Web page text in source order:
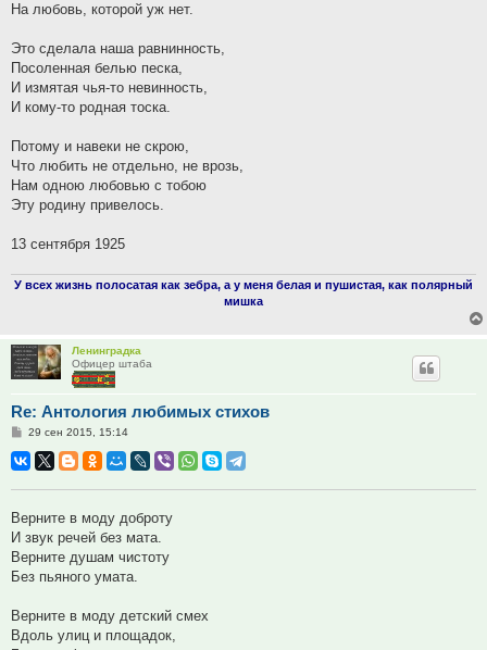
На любовь, которой уж нет.
Это сделала наша равнинность,
Посоленная белью песка,
И измятая чья-то невинность,
И кому-то родная тоска.
Потому и навеки не скрою,
Что любить не отдельно, не врозь,
Нам одною любовью с тобою
Эту родину привелось.
13 сентября 1925
У всех жизнь полосатая как зебра, а у меня белая и пушистая, как полярный
мишка
Ленинградка
Офицер штаба
Re: Антология любимых стихов
Сообщение
29 сен 2015, 15:14
Верните в моду доброту
И звук речей без мата.
Верните душам чистоту
Без пьяного умата.
Верните в моду детский смех
Вдоль улиц и площадок,